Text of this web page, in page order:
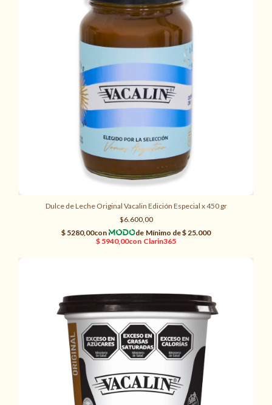
Dulce de Leche Original Vacalin Edición Especial x 450 gr
$6.600,00